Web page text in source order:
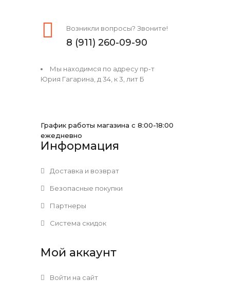
Возникли вопросы? Звоните!
8 (911) 260-09-90
Мы находимся по адресу пр-т
Юрия Гагарина, д 34, к 3, лит Б
График работы магазина с 8:00-18:00
ежедневно
Информация
Доставка и возврат
Безопасные покупки
Партнеры
Система скидок
Мой аккаунт
Войти на сайт